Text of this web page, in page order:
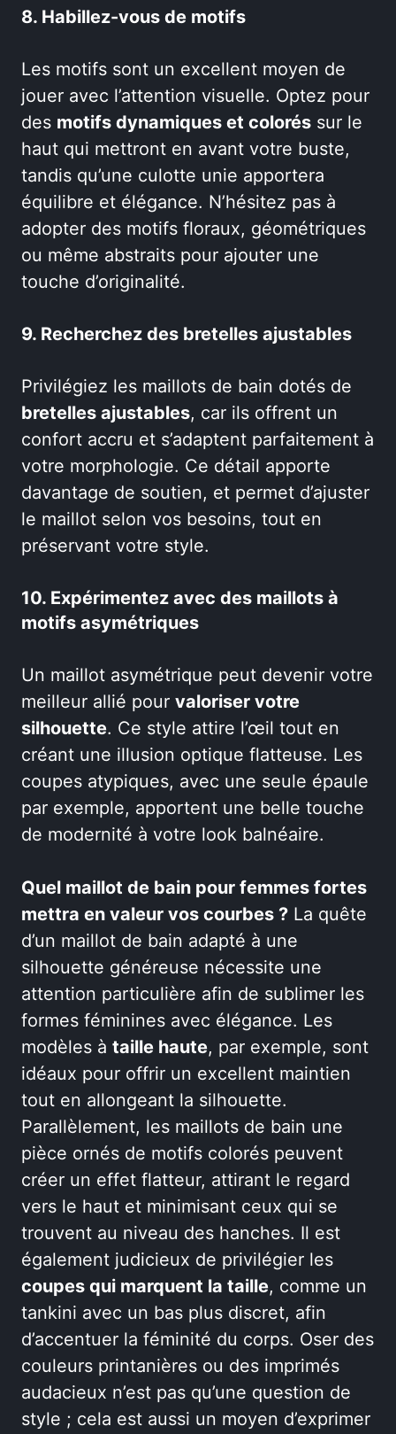
8. Habillez-vous de motifs
Les motifs sont un excellent moyen de
jouer avec l’attention visuelle. Optez pour
des motifs dynamiques et colorés sur le
haut qui mettront en avant votre buste,
tandis qu’une culotte unie apportera
équilibre et élégance. N’hésitez pas à
adopter des motifs floraux, géométriques
ou même abstraits pour ajouter une
touche d’originalité.
9. Recherchez des bretelles ajustables
Privilégiez les maillots de bain dotés de
bretelles ajustables, car ils offrent un
confort accru et s’adaptent parfaitement à
votre morphologie. Ce détail apporte
davantage de soutien, et permet d’ajuster
le maillot selon vos besoins, tout en
préservant votre style.
10. Expérimentez avec des maillots à
motifs asymétriques
Un maillot asymétrique peut devenir votre
meilleur allié pour valoriser votre
silhouette. Ce style attire l’œil tout en
créant une illusion optique flatteuse. Les
coupes atypiques, avec une seule épaule
par exemple, apportent une belle touche
de modernité à votre look balnéaire.
Quel maillot de bain pour femmes fortes
mettra en valeur vos courbes ? La quête
d’un maillot de bain adapté à une
silhouette généreuse nécessite une
attention particulière afin de sublimer les
formes féminines avec élégance. Les
modèles à taille haute, par exemple, sont
idéaux pour offrir un excellent maintien
tout en allongeant la silhouette.
Parallèlement, les maillots de bain une
pièce ornés de motifs colorés peuvent
créer un effet flatteur, attirant le regard
vers le haut et minimisant ceux qui se
trouvent au niveau des hanches. Il est
également judicieux de privilégier les
coupes qui marquent la taille, comme un
tankini avec un bas plus discret, afin
d’accentuer la féminité du corps. Oser des
couleurs printanières ou des imprimés
audacieux n’est pas qu’une question de
style ; cela est aussi un moyen d’exprimer